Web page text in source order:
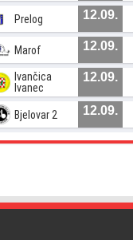
Prelog 12.09.
Marof 12.09.
Ivančica
Ivanec
12.09.
Bjelovar 2 12.09.